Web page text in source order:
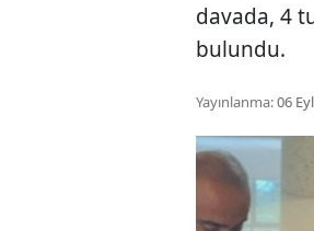
davada, 4
bulundu.
Yayınlanma:06